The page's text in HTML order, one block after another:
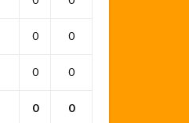
0 0
0 0
0 0